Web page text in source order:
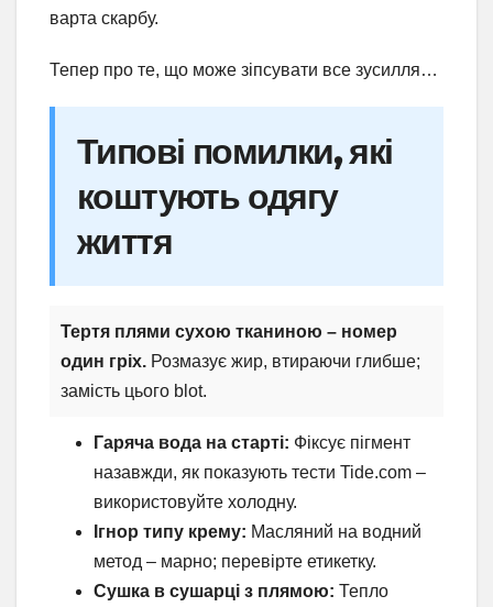
варта скарбу.
Тепер про те, що може зіпсувати все зусилля…
Типові помилки, які
коштують одягу
життя
Тертя плями сухою тканиною – номер
один гріх. Розмазує жир, втираючи глибше;
замість цього blot.
Гаряча вода на старті: Фіксує пігмент
назавжди, як показують тести Tide.com –
використовуйте холодну.
Ігнор типу крему: Масляний на водний
метод – марно; перевірте етикетку.
Сушка в сушарці з плямою: Тепло